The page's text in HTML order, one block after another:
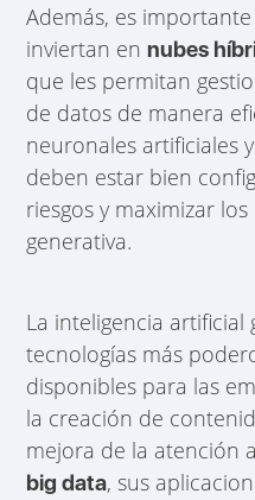
Además, es
inviertan ennubes
que les permitan
de datos de manera
neuronales artificiales
deben estar bien
riesgos y maximizar
generativa.
La inteligencia artificial
tecnologías más
disponibles para las
la creación de
mejora de la atención
big data, sus